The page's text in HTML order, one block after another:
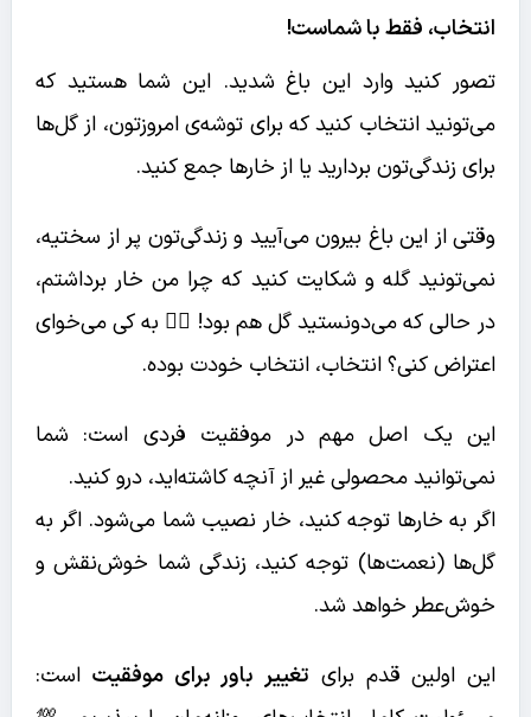
انتخاب، فقط با شماست!
تصور کنید وارد این باغ شدید. این شما هستید که
می‌تونید انتخاب کنید که برای توشه‌ی امروزتون، از گل‌ها
برای زندگی‌تون بردارید یا از خارها جمع کنید.
وقتی از این باغ بیرون می‌آیید و زندگی‌تون پر از سختیه،
نمی‌تونید گله و شکایت کنید که چرا من خار برداشتم،
در حالی که می‌دونستید گل هم بود! 🤷‍♀️ به کی می‌خوای
اعتراض کنی؟ انتخاب، انتخاب خودت بوده.
این یک اصل مهم در موفقیت فردی است: شما
نمی‌توانید محصولی غیر از آنچه کاشته‌اید، درو کنید.
اگر به خارها توجه کنید، خار نصیب شما می‌شود. اگر به
گل‌ها (نعمت‌ها) توجه کنید، زندگی شما خوش‌نقش و
خوش‌عطر خواهد شد.
این اولین قدم برای تغییر باور برای موفقیت است: